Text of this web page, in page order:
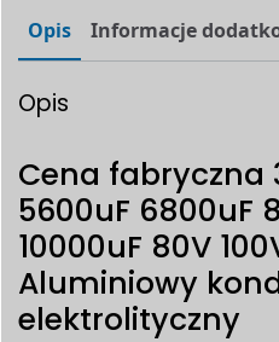
Opis Informacje
Opis
Cena fabryczna
5600uF 6800uF
10000uF 80V
Aluminiowy
elektrolityczny